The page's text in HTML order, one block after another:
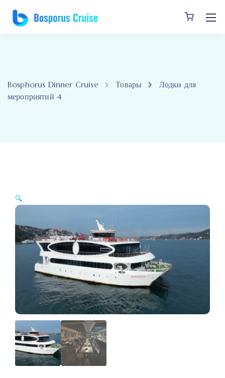
Bosphorus Dinner Cruise Товары
Лодки для
мероприятий 4
🔍